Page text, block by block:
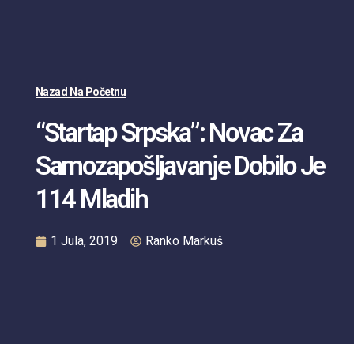
Nazad Na Početnu
“Startap Srpska”: Novac Za
Samozapošljavanje Dobilo Je
114 Mladih
1 Jula, 2019 Ranko Markuš